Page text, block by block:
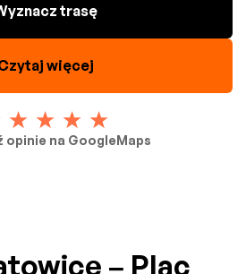
trasę
więcej
opinie na GoogleMaps
– Plac